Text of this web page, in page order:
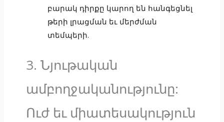
բարակ դիրքը կարող են հանգեցնել
թերի լրացման եւ մերժման
տեմպերի.
3. Նյութական
ամբողջականությունը:
Ուժ եւ միատեսակություն